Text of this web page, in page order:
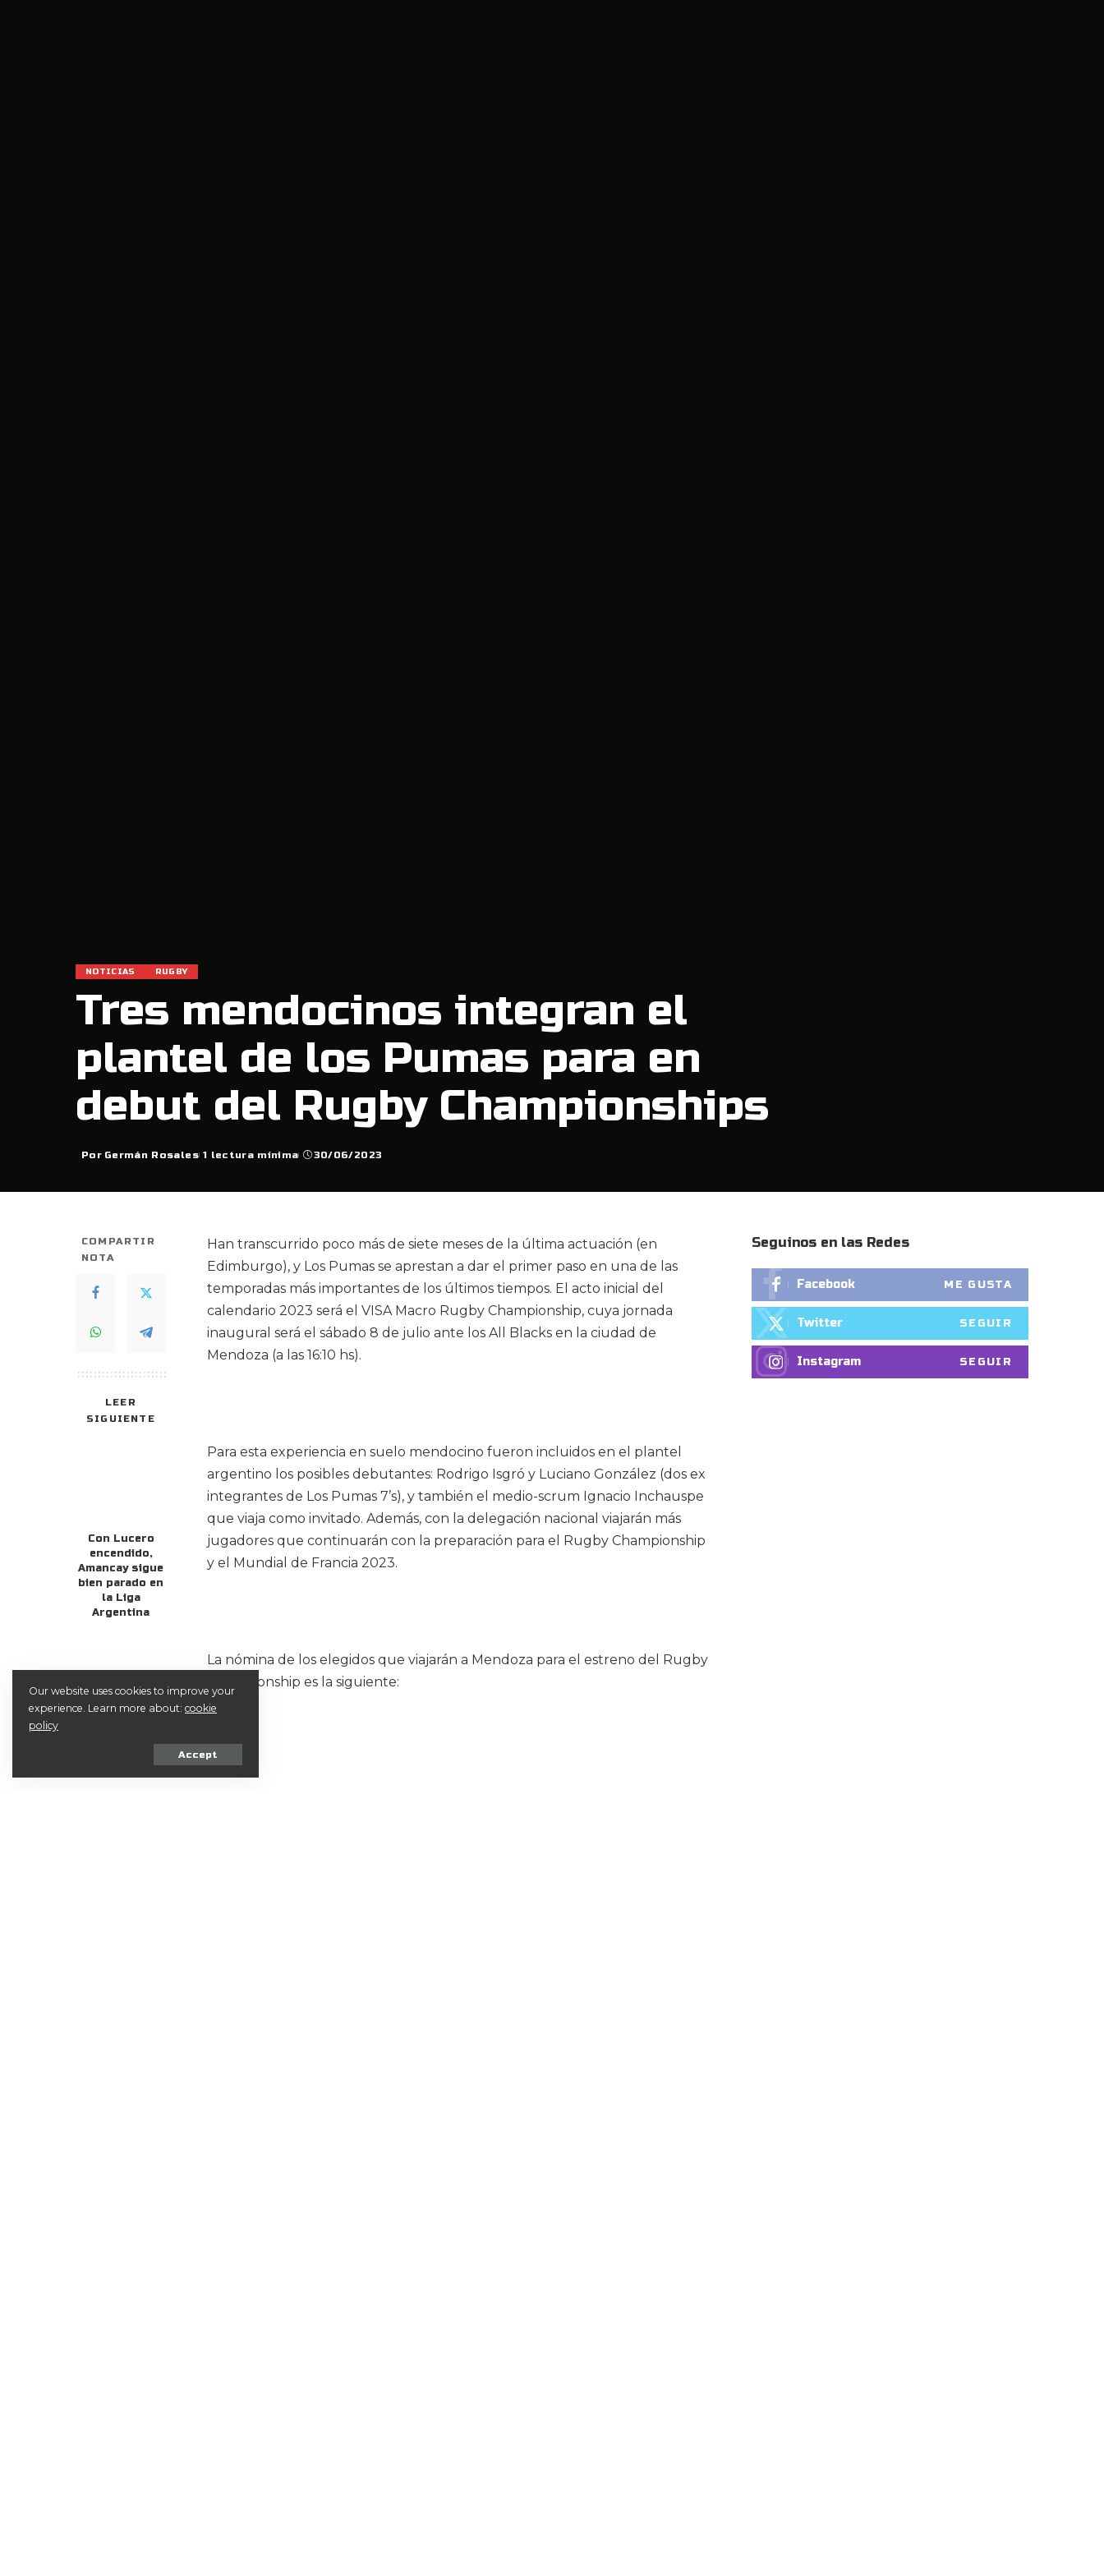
NOTICIAS RUGBY
Tres mendocinos integran el
plantel de los Pumas para en
debut del Rugby Championships
Posted
Por Germán Rosales 1 lectura mínima 30/06/2023
COMPARTIR
NOTA
LEER
SIGUIENTE
Con Lucero
encendido,
Amancay sigue
bien parado en
la Liga
Argentina
Han transcurrido poco más de siete meses de la última actuación (en
Edimburgo), y Los Pumas se aprestan a dar el primer paso en una de las
temporadas más importantes de los últimos tiempos. El acto inicial del
calendario 2023 será el VISA Macro Rugby Championship, cuya jornada
inaugural será el sábado 8 de julio ante los All Blacks en la ciudad de
Mendoza (a las 16:10 hs).
Para esta experiencia en suelo mendocino fueron incluidos en el plantel
argentino los posibles debutantes: Rodrigo Isgró y Luciano González (dos ex
integrantes de Los Pumas 7’s), y también el medio-scrum Ignacio Inchauspe
que viaja como invitado. Además, con la delegación nacional viajarán más
jugadores que continuarán con la preparación para el Rugby Championship
y el Mundial de Francia 2023.
La nómina de los elegidos que viajarán a Mendoza para el estreno del Rugby
Championship es la siguiente:
Seguinos en las Redes
Facebook ME GUSTA
Twitter SEGUIR
Instagram SEGUIR
Our website uses cookies to improve your
experience. Learn more about: cookie
policy
Accept